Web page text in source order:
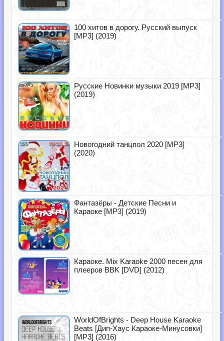
100 хитов в дорогу. Русский выпуск
[MP3] (2019)
Русские Новинки музыки 2019 [MP3]
(2019)
Новогодний танцпол 2020 [MP3]
(2020)
Фантазёры - Детские Песни и
Караоке [MP3] (2019)
Караоке. Mix Karaoke 2000 песен для
плееров BBK [DVD] (2012)
WorldOfBrights - Deep House Karaoke
Beats [Дип-Хаус Караоке-Минусовки]
[MP3] (2016)